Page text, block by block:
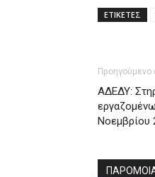
ΕΤΙΚΕΤΕΣ
Προηγούμενο
ΑΔΕΔΥ:
Νοεμβρίου